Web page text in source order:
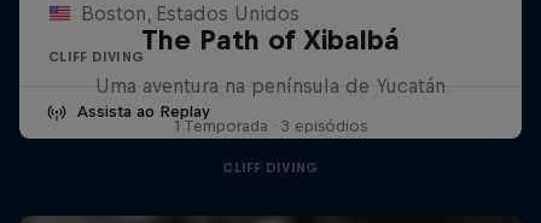
Boston, Estados Unidos
CLIFF DIVING
Assista ao Replay
The Path of Xibalbá
Uma aventura na península de Yucatán
1 Temporada · 3 episódios
CLIFF DIVING